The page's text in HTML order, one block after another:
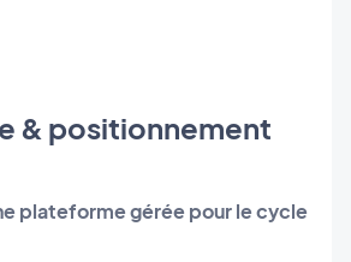
& positionnement
plateforme gérée pour le cycle